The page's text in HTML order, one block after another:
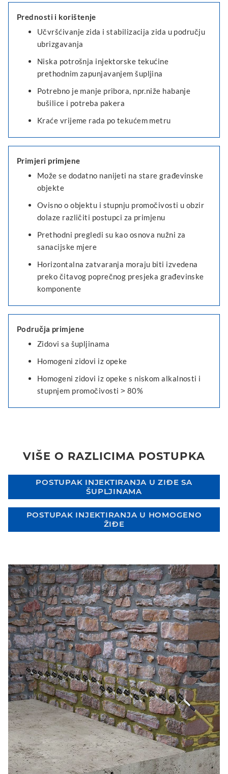
Prednosti i korištenje
Učvršćivanje zida i stabilizacija zida u području
ubrizgavanja
Niska potrošnja injektorske tekućine
prethodnim zapunjavanjem šupljina
Potrebno je manje pribora, npr.niže habanje
bušilice i potreba pakera
Kraće vrijeme rada po tekućem metru
Primjeri primjene
Može se dodatno nanijeti na stare građevinske
objekte
Ovisno o objektu i stupnju promočivosti u obzir
dolaze različiti postupci za primjenu
Prethodni pregledi su kao osnova nužni za
sanacijske mjere
Horizontalna zatvaranja moraju biti izvedena
preko čitavog poprečnog presjeka građevinske
komponente
Područja primjene
Zidovi sa šupljinama
Homogeni zidovi iz opeke
Homogeni zidovi iz opeke s niskom alkalnosti i
stupnjem promočivosti ˃ 80%
VIŠE O RAZLICIMA POSTUPKA
POSTUPAK INJEKTIRANJA U ZIĐE SA
ŠUPLJINAMA
POSTUPAK INJEKTIRANJA U HOMOGENO
ŽIĐE